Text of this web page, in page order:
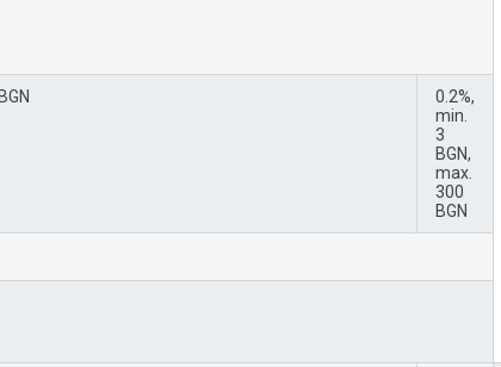
0.2%,
min.
3
BGN,
max.
300
BGN